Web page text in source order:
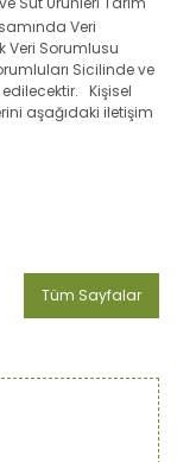
Veri
Veri Sorumlusu
Sicilinde ve
Kişisel
aşağıdaki iletişim
Tüm Sayfalar